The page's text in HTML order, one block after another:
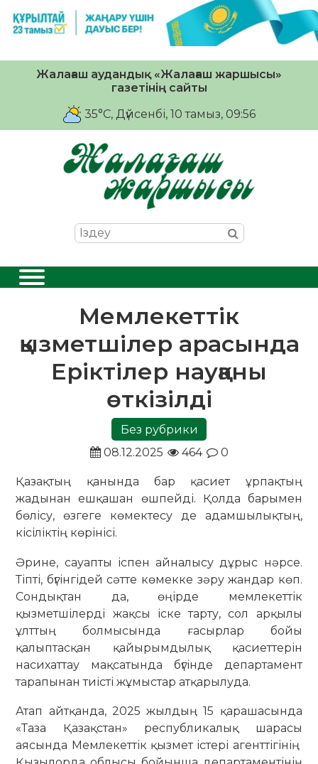
Жалағаш аудандық «Жалағаш жаршысы»
газетінің сайты
35°C, Дүйсенбі, 10 тамыз, 09:56
Мемлекеттік
қызметшілер арасында
Еріктілер науқаны
өткізілді
Без рубрики
08.12.2025
464 0
Қазақтың қанында бар қасиет ұрпақтың
жадынан ешқашан өшпейді. Қолда барымен
бөлісу, өзгеге көмектесу де адамшылықтың,
кісіліктің көрінісі.
Әрине, сауапты іспен айналысу дұрыс нәрсе.
Тіпті, бүгінгідей сәтте көмекке зәру жандар көп.
Сондықтан да, өңірде мемлекеттік
қызметшілерді жақсы іске тарту, сол арқылы
ұлттың болмысында ғасырлар бойы
қалыптасқан қайырымдылық қасиеттерін
насихаттау мақсатында бүгінде департамент
тарапынан тиісті жұмыстар атқарылуда.
Атап айтқанда, 2025 жылдың 15 қарашасында
«Таза Қазақстан» республикалық шарасы
аясында Мемлекеттік қызмет істері агенттігінің